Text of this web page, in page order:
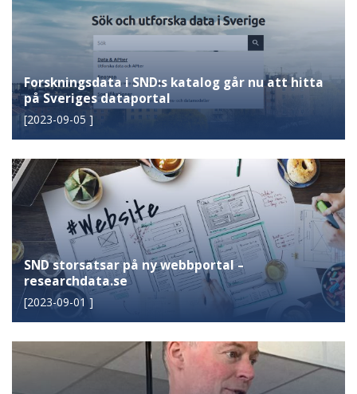
Forskningsdata i SND:s katalog går nu att hitta
på Sveriges dataportal
[2023-09-05 ]
SND storsatsar på ny webbportal –
researchdata.se
[2023-09-01 ]